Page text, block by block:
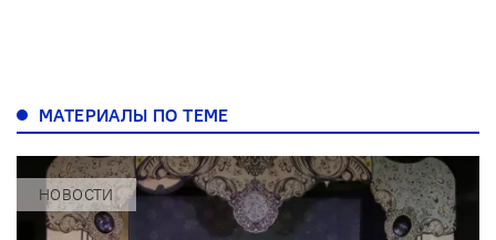
МАТЕРИАЛЫ ПО ТЕМЕ
НОВОСТИ